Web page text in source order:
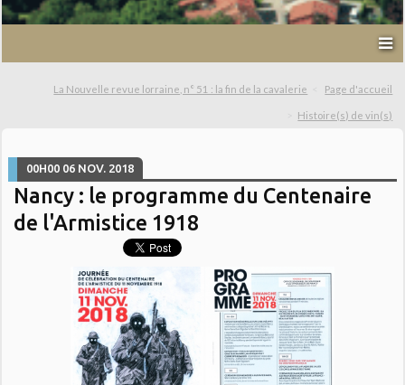
La Nouvelle revue lorraine, n° 51 : la fin de la cavalerie Page d'accueil
Histoire(s) de vin(s)
00H00 06 NOV. 2018
Nancy : le programme du Centenaire
de l'Armistice 1918